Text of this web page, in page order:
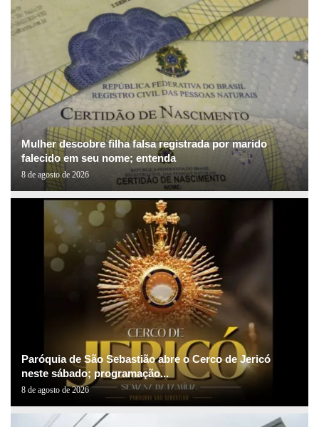
Mulher descobre filha falsa registrada por marido
falecido em seu nome; entenda
8 de agosto de 2026
Paróquia de São Sebastião abre o Cerco de Jericó
neste sábado; programação...
8 de agosto de 2026